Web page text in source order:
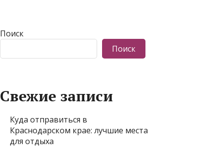
Поиск
Поиск
Свежие записи
Куда отправиться в
Краснодарском крае: лучшие места
для отдыха